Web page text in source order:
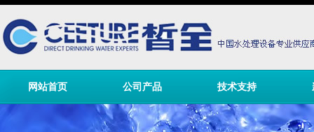
网站首页 公司产品 技术支持